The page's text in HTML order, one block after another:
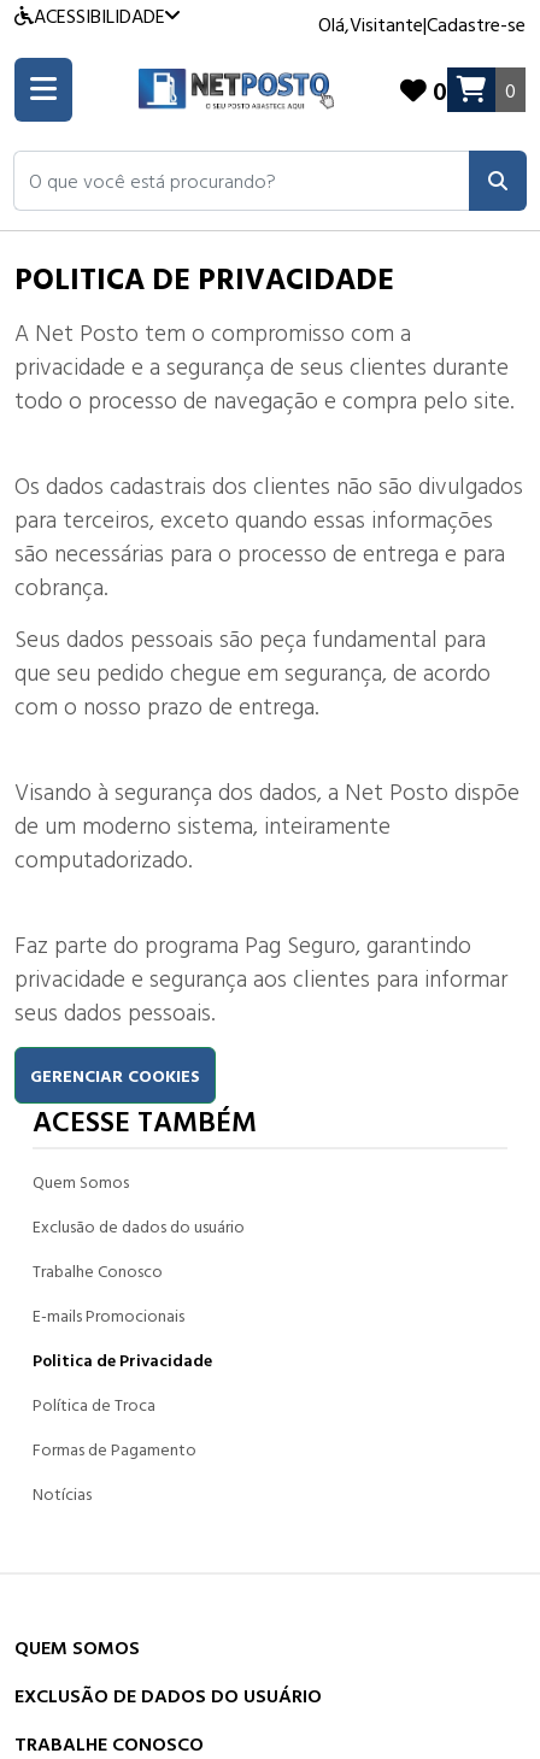
ACESSIBILIDADE Olá,Visitante|Cadastre-se
O que você está procurando?
0 0
POLITICA DE PRIVACIDADE
A Net Posto tem o compromisso com a
privacidade e a segurança de seus clientes durante
todo o processo de navegação e compra pelo site.
Os dados cadastrais dos clientes não são divulgados
para terceiros, exceto quando essas informações
são necessárias para o processo de entrega e para
cobrança.
Seus dados pessoais são peça fundamental para
que seu pedido chegue em segurança, de acordo
com o nosso prazo de entrega.
Visando à segurança dos dados, a Net Posto dispõe
de um moderno sistema, inteiramente
computadorizado.
Faz parte do programa Pag Seguro, garantindo
privacidade e segurança aos clientes para informar
seus dados pessoais.
GERENCIAR COOKIES
ACESSE TAMBÉM
Quem Somos
Exclusão de dados do usuário
Trabalhe Conosco
E-mails Promocionais
Politica de Privacidade
Política de Troca
Formas de Pagamento
Notícias
QUEM SOMOS
EXCLUSÃO DE DADOS DO USUÁRIO
TRABALHE CONOSCO